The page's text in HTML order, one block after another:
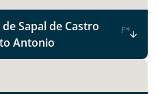
Sapal de Castro
Antonio
F*